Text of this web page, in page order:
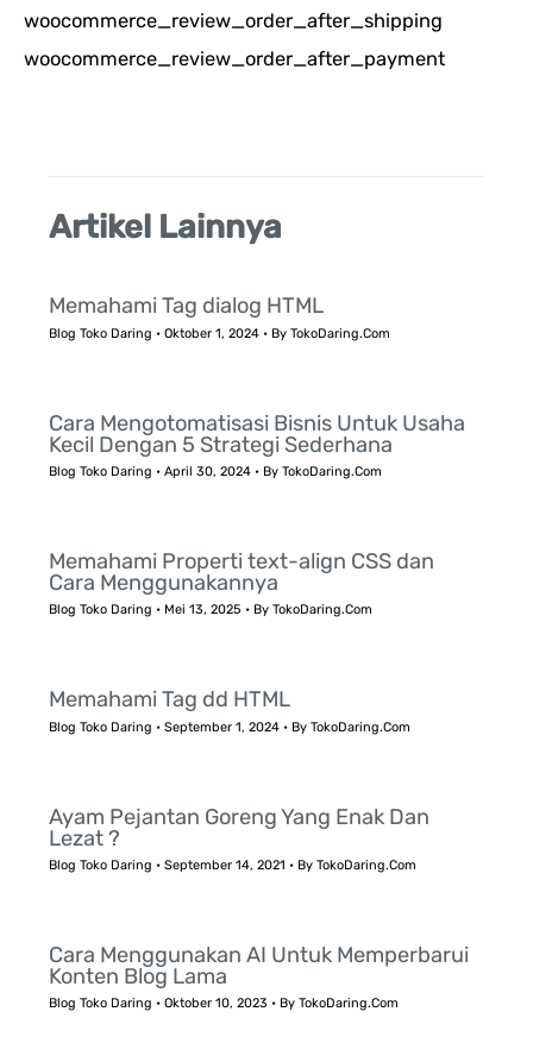
t
u
woocommerce_review_order_after_shipping
woocommerce_review_order_after_payment
Artikel Lainnya
Memahami Tag dialog HTML
Blog Toko Daring •Oktober 1, 2024 • ByTokoDaring.Com
Cara Mengotomatisasi Bisnis Untuk Usaha
Kecil Dengan 5 Strategi Sederhana
Blog Toko Daring •April 30, 2024 • ByTokoDaring.Com
Memahami Properti text-align CSS dan
Cara Menggunakannya
Blog Toko Daring • Mei 13, 2025 • ByTokoDaring.Com
Memahami Tag dd HTML
Blog Toko Daring •September 1, 2024 • ByTokoDaring.Com
Ayam Pejantan Goreng Yang Enak Dan
Lezat ?
Blog Toko Daring •September 14, 2021 • ByTokoDaring.Com
Cara Menggunakan AI Untuk Memperbarui
Konten Blog Lama
Blog Toko Daring •Oktober 10, 2023 • ByTokoDaring.Com